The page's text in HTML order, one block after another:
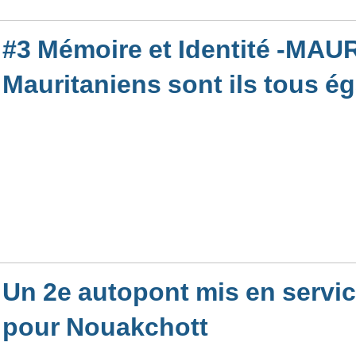
#3 Mémoire et Identité -
Mauritaniens sont ils tous
Un 2e autopont mis en
pour Nouakchott